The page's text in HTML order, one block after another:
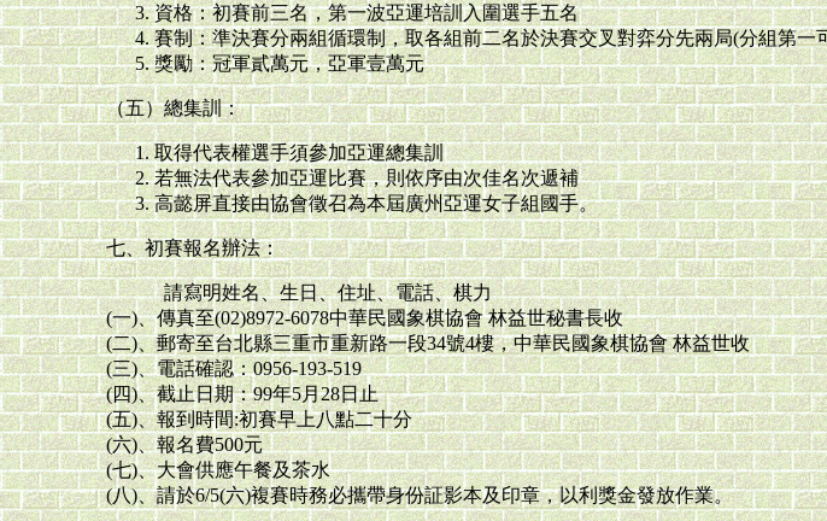
資格：初賽前三名，第一波亞運培訓入圍選手五名
賽制：準決賽分兩組循環制，取各組前二名於決賽交叉對弈分先兩局(分組第
獎勵：冠軍貳萬元，亞軍壹萬元
（五）總集訓：
取得代表權選手須參加亞運總集訓
若無法代表參加亞運比賽，則依序由次佳名次遞補
高懿屏直接由協會徵召為本屆廣州亞運女子組國手。
七、初賽報名辦法：
請寫明姓名、生日、住址、電話、棋力
(一)、傳真至(02)8972-6078中華民國象棋協會 林益世秘書長收
(二)、郵寄至台北縣三重市重新路一段34號4樓，中華民國象棋協會 林益世收
(三)、電話確認：0956-193-519
(四)、截止日期：99年5月28日止
(五)、報到時間:初賽早上八點二十分
(六)、報名費500元
(七)、大會供應午餐及茶水
(八)、請於6/5(六)複賽時務必攜帶身份証影本及印章，以利獎金發放作業。